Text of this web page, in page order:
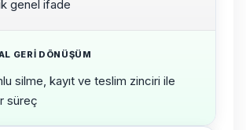
genel ifade
GERI DÖNÜŞÜM
silme, kayıt ve teslim zinciri ile
süreç